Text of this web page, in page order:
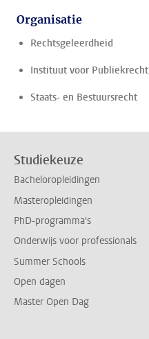
Organisatie
Rechtsgeleerdheid
Instituut voor Publiekrecht
Staats- en Bestuursrecht
Studiekeuze
Bacheloropleidingen
Masteropleidingen
PhD-programma's
Onderwijs voor professionals
Summer Schools
Open dagen
Master Open Dag